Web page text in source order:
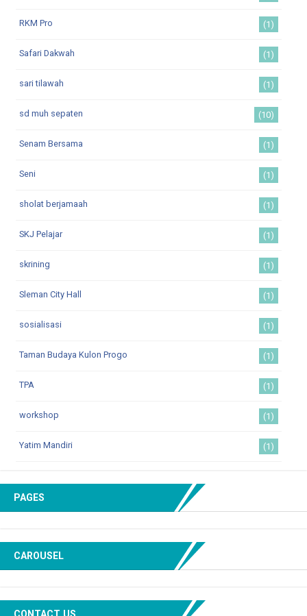
RKM Pro (1)
Safari Dakwah (1)
sari tilawah (1)
sd muh sepaten (10)
Senam Bersama (1)
Seni (1)
sholat berjamaah (1)
SKJ Pelajar (1)
skrining (1)
Sleman City Hall (1)
sosialisasi (1)
Taman Budaya Kulon Progo (1)
TPA (1)
workshop (1)
Yatim Mandiri (1)
PAGES
CAROUSEL
CONTACT US